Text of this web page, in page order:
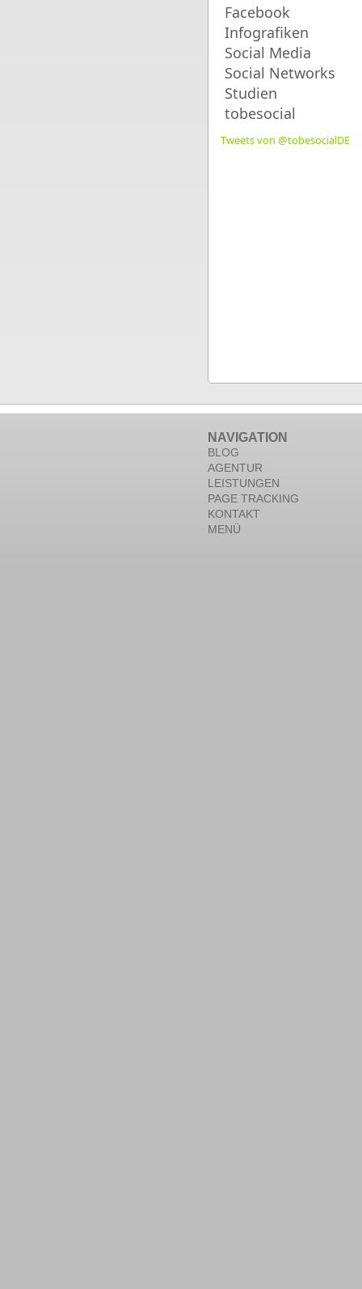
Facebook
Infografiken
Social Media
Social Networks
Studien
tobesocial
Tweets von @tobesocialDE
NAVIGATION
BLOG
AGENTUR
LEISTUNGEN
PAGE TRACKING
KONTAKT
MENÜ